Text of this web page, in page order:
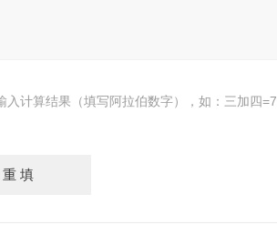
入计算结果（填写阿拉伯数字），如：三加四=7